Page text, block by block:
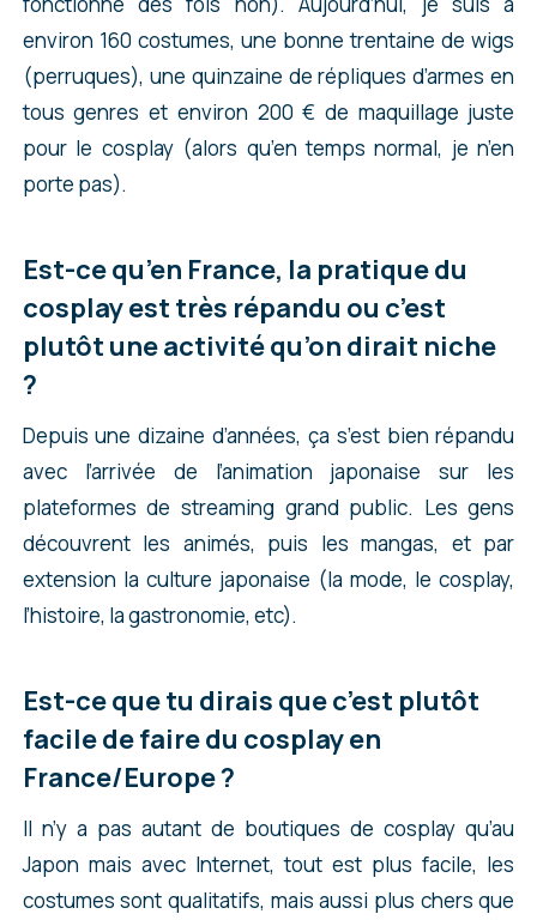
environ 160 costumes, une bonne trentaine de wigs
(perruques), une quinzaine de répliques d’armes en
tous genres et environ 200 € de maquillage juste
pour le cosplay (alors qu’en temps normal, je n’en
porte pas).
Est-ce qu’en France, la pratique du
cosplay est très répandu ou c’est
plutôt une activité qu’on dirait niche
?
Depuis une dizaine d’années, ça s’est bien répandu
avec l’arrivée de l’animation japonaise sur les
plateformes de streaming grand public. Les gens
découvrent les animés, puis les mangas, et par
extension la culture japonaise (la mode, le cosplay,
l’histoire, la gastronomie, etc).
Est-ce que tu dirais que c’est plutôt
facile de faire du cosplay en
France/Europe ?
Il n’y a pas autant de boutiques de cosplay qu’au
Japon mais avec Internet, tout est plus facile, les
costumes sont qualitatifs, mais aussi plus chers que